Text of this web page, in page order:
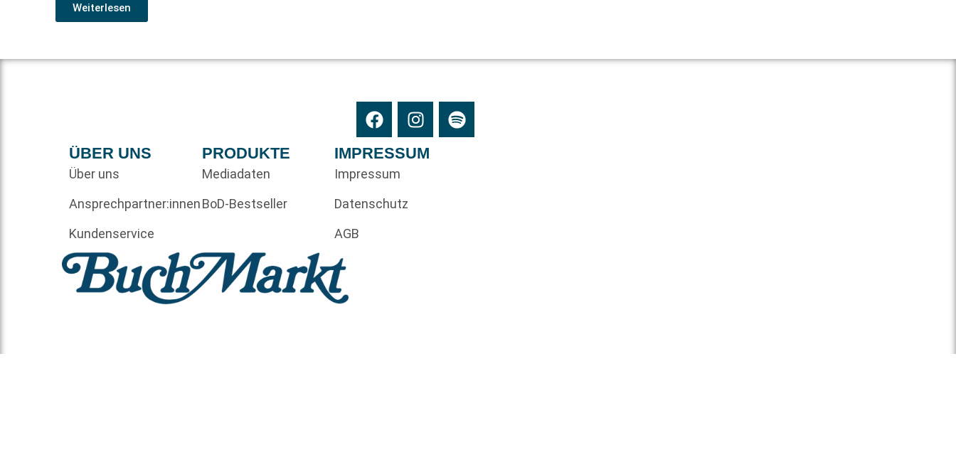
Weiterlesen
ÜBER UNS
Über uns
Ansprechpartner:innen
Kundenservice
PRODUKTE
Mediadaten
BoD-Bestseller
IMPRESSUM
Impressum
Datenschutz
AGB